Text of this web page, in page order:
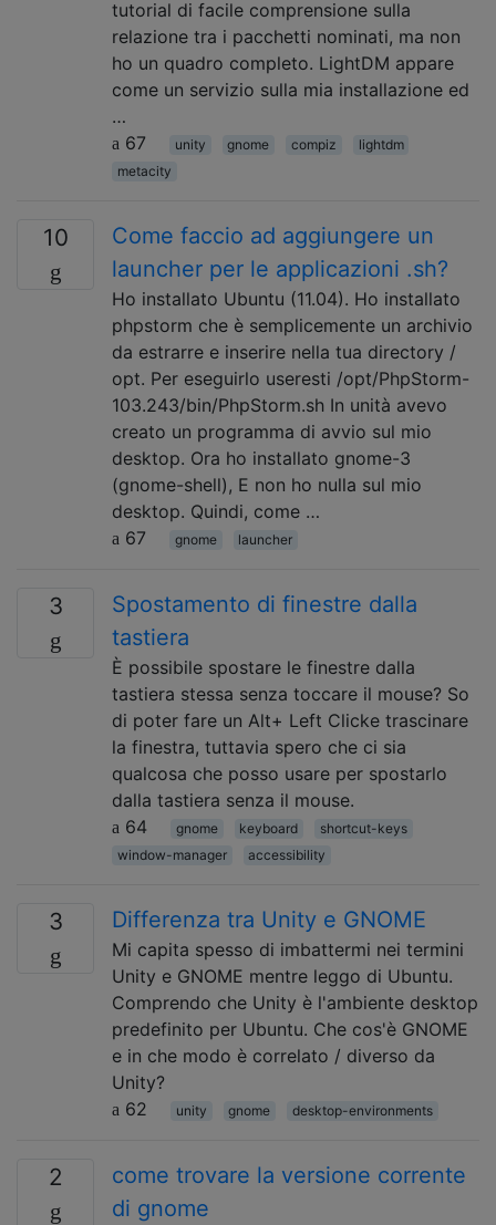
tutorial di facile comprensione sulla
relazione tra i pacchetti nominati, ma non
ho un quadro completo. LightDM appare
come un servizio sulla mia installazione ed
…
67
unity gnome compiz
lightdm
metacity
10
Come faccio ad aggiungere un
launcher per le applicazioni .sh?
Ho installato Ubuntu (11.04). Ho installato
phpstorm che è semplicemente un archivio
da estrarre e inserire nella tua directory /
opt. Per eseguirlo useresti /opt/PhpStorm-
103.243/bin/PhpStorm.sh In unità avevo
creato un programma di avvio sul mio
desktop. Ora ho installato gnome-3
(gnome-shell), E non ho nulla sul mio
desktop. Quindi, come …
67
gnome launcher
3
Spostamento di finestre dalla
tastiera
È possibile spostare le finestre dalla
tastiera stessa senza toccare il mouse? So
di poter fare un Alt+ Left Clicke trascinare
la finestra, tuttavia spero che ci sia
qualcosa che posso usare per spostarlo
dalla tastiera senza il mouse.
64
gnome keyboard
shortcut-keys
window-manager
accessibility
3 Differenza tra Unity e GNOME
Mi capita spesso di imbattermi nei termini
Unity e GNOME mentre leggo di Ubuntu.
Comprendo che Unity è l'ambiente desktop
predefinito per Ubuntu. Che cos'è GNOME
e in che modo è correlato / diverso da
Unity?
62
unity gnome desktop-environments
2
come trovare la versione corrente
di gnome